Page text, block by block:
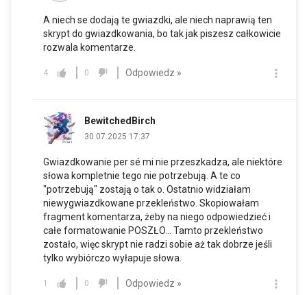
A niech se dodają te gwiazdki, ale niech naprawią ten
skrypt do gwiazdkowania, bo tak jak piszesz całkowicie
rozwala komentarze.
4 0 Odpowiedz »
BewitchedBirch
30.07.2025 17:37
Gwiazdkowanie per sé mi nie przeszkadza, ale niektóre
słowa kompletnie tego nie potrzebują. A te co
"potrzebują" zostają o tak o. Ostatnio widziałam
niewygwiazdkowane przekleństwo. Skopiowałam
fragment komentarza, żeby na niego odpowiedzieć i
całe formatowanie POSZŁO... Tamto przekleństwo
zostało, więc skrypt nie radzi sobie aż tak dobrze jeśli
tylko wybiórczo wyłapuje słowa.
1 0 Odpowiedz »